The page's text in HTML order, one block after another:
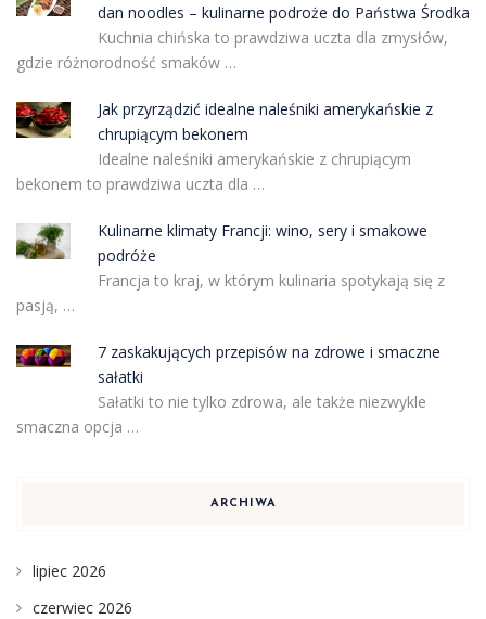
dan noodles – kulinarne podroże do Państwa Środka
Kuchnia chińska to prawdziwa uczta dla zmysłów,
gdzie różnorodność smaków …
Jak przyrządzić idealne naleśniki amerykańskie z
chrupiącym bekonem
Idealne naleśniki amerykańskie z chrupiącym
bekonem to prawdziwa uczta dla …
Kulinarne klimaty Francji: wino, sery i smakowe
podróże
Francja to kraj, w którym kulinaria spotykają się z
pasją, …
7 zaskakujących przepisów na zdrowe i smaczne
sałatki
Sałatki to nie tylko zdrowa, ale także niezwykle
smaczna opcja …
ARCHIWA
lipiec 2026
czerwiec 2026